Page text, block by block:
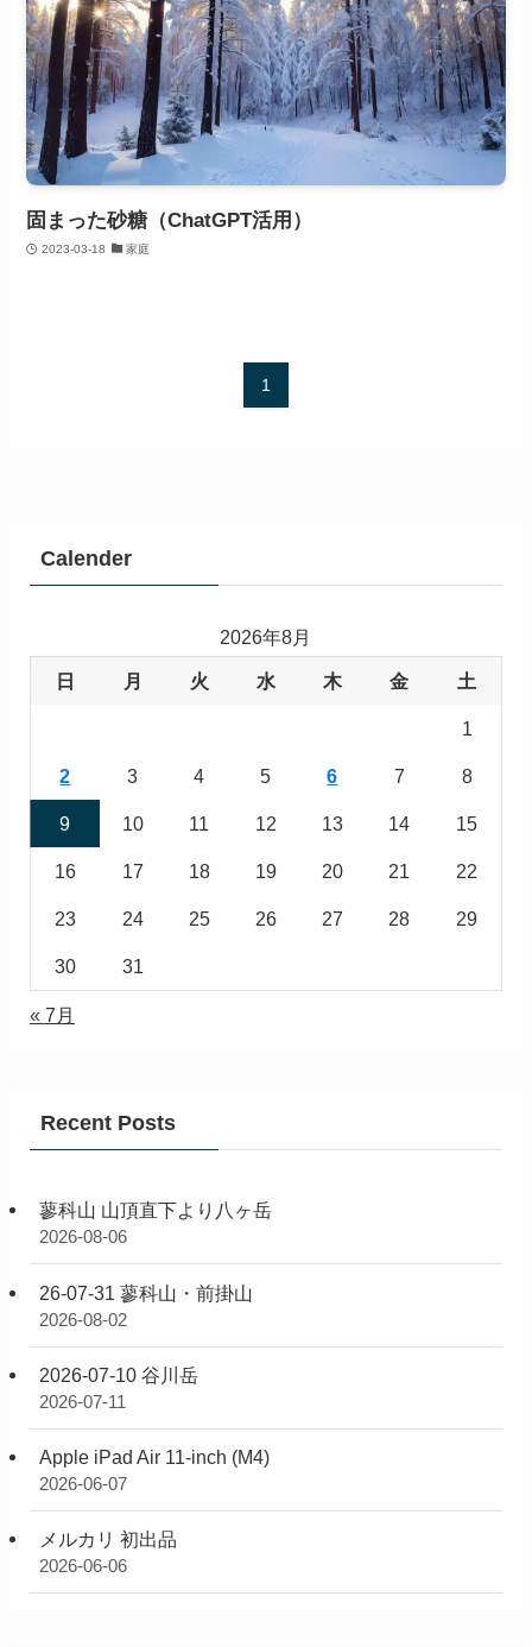
固まった砂糖（ChatGPT活用）
2023-03-18 家庭
1
Calender
2026年8月
日 月 火 水 木 金 土
1
2 3 4 5 6 7 8
9 10 11 12 13 14 15
16 17 18 19 20 21 22
23 24 25 26 27 28 29
30 31
« 7月
Recent Posts
蓼科山 山頂直下より八ヶ岳
2026-08-06
26-07-31 蓼科山・前掛山
2026-08-02
2026-07-10 谷川岳
2026-07-11
Apple iPad Air 11-inch (M4)
2026-06-07
メルカリ 初出品
2026-06-06